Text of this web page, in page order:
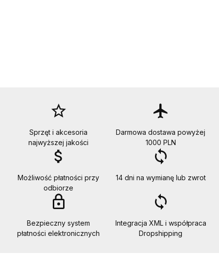
star_border
Sprzęt i akcesoria
najwyższej jakości
flight
Darmowa dostawa powyżej
1000 PLN
attach_money
Możliwość płatności przy
odbiorze
loop
14 dni na wymianę lub zwrot
lock_outline
Bezpieczny system
płatności elektronicznych
loop
Integracja XML i współpraca
Dropshipping